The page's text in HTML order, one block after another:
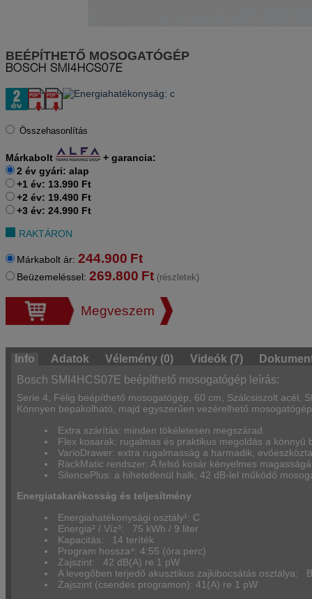
BEÉPÍTHETŐ MOSOGATÓGÉP
BOSCH SMI4HCS07E
Összehasonlítás
Márkabolt + garancia:
2 év gyári: alap
+1 év: 13.990 Ft
+2 év: 19.490 Ft
+3 év: 24.990 Ft
RAKTÁRON
Márkabolt ár: 244.900 Ft
Beüzemeléssel: 269.800 Ft (részletek)
Megveszem
Info Adatok Vélemény (0) Videók (7)
Bosch SMI4HCS07E beépíthető mosogatógép leírás:
Serie 4, Félig beépíthető mosogatógép, 60 cm, Szálcsiszolt acél,
Könnyen bepakolható, majd egyszerűen vezérelhető
Extra szárítás: minden tökéletesen megszárad.
Flex kosarak: rugalmas és praktikus megoldás a könnyű
VarioDrawer: extra rugalmasság a harmadik,
RackMatic rendszer: A felső kosár kényelmes
SilencePlus: a hihetetlenül halk, 42 dB-lel működő
Energiatakarékosság és teljesítmény
Energiahatékonysági osztály¹: C
Energia² / Víz³: 75 kWh / 9 liter
Kapacitás: 14 teríték
Program hossza⁴: 4:55 (óra:perc)
Zajszint: 42 dB(A) re 1 pW
A levegőben terjedő akusztikus zajkibocsátás osztálya:
Zajszint (csendes programon): 41(A) re 1 pW